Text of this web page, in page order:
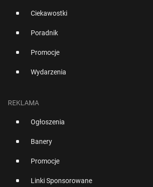
Ciekawostki
Poradnik
Promocje
Wydarzenia
REKLAMA
Ogłoszenia
Banery
Promocje
Linki Sponsorowane